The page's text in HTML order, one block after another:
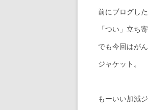
前にブログし
「つい」立
でも今回はが
ジャケット。
もーいい加減